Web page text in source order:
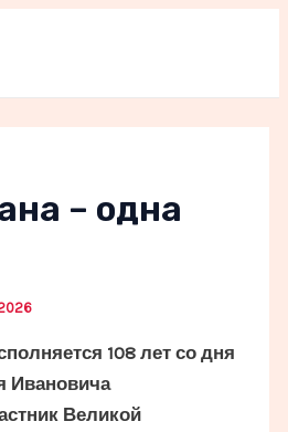
– одна
108 лет со дня
Ивановича
Великой